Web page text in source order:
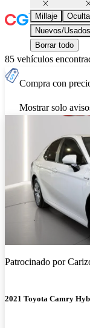
Millaje
Nuevos/
Borrar todo
85 vehículos
Compra con
Mostrar solo
Patrocinado por
2021 Toyota Camry